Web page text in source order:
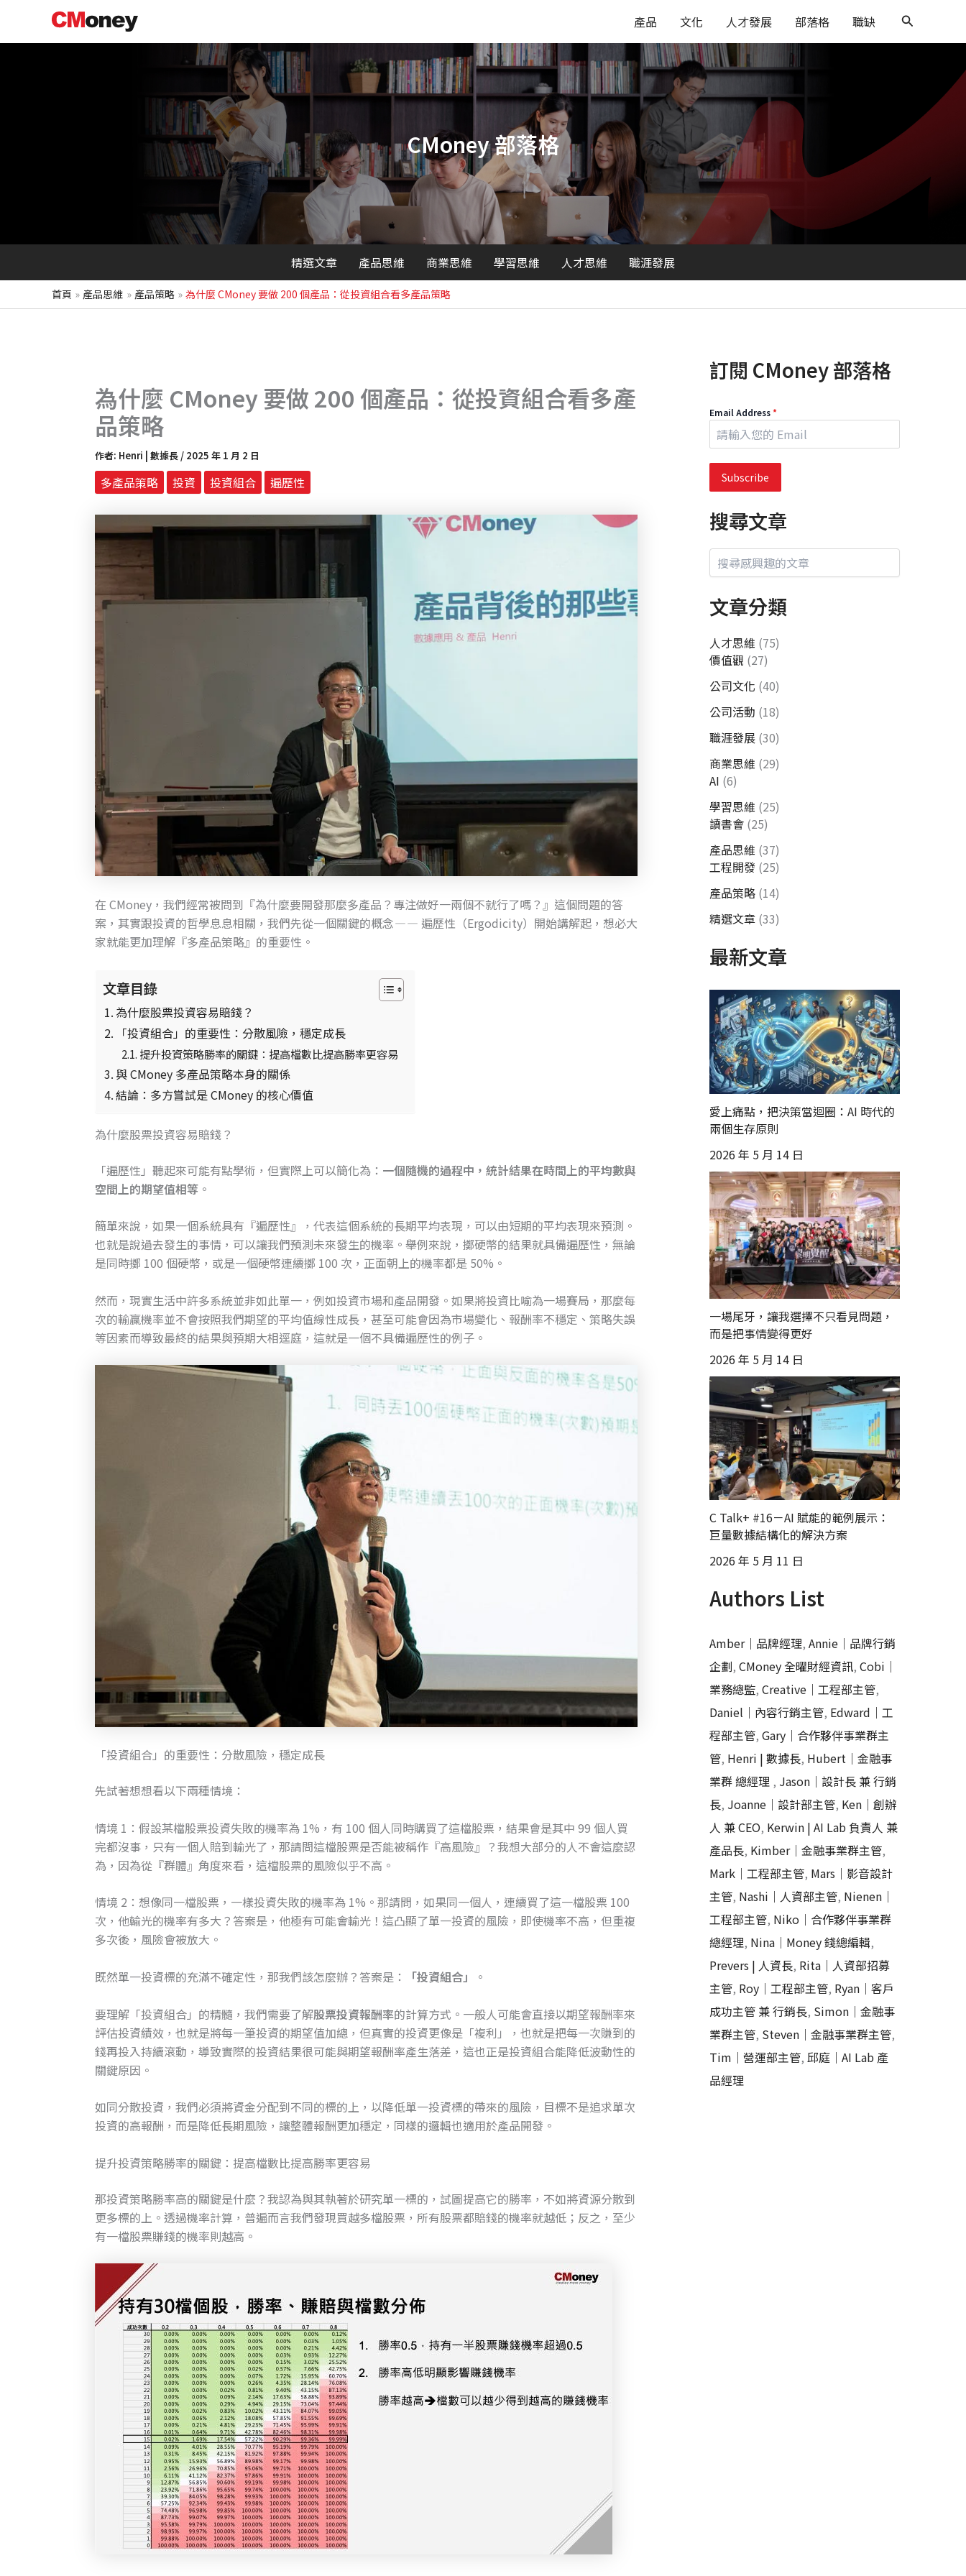
主
產品 文化 人才發展 部落格 職缺
搜
尋
CMoney 部落格
精選文章 產品思維 商業思維 學習思維 人才思維 職涯發展
首頁 產品思維 產品策略 為什麼 CMoney 要做 200 個產品：從投資組合看多產品策略
為什麼 CMoney 要做 200 個產品：從投資組合看多產
品策略
作者: Henri | 數據長 / 2025 年 1 月 2 日
多產品策略 投資 投資組合 遍歷性
在 CMoney，我們經常被問到『為什麼要開發那麼多產品？專注做好一兩個不就行了嗎？』這個問題的答
案，其實跟投資的哲學息息相關，我們先從一個關鍵的概念 — — 遍歷性（Ergodicity）開始講解起，想必大
家就能更加理解『多產品策略』的重要性。
文章目錄
為什麼股票投資容易賠錢？
「投資組合」的重要性：分散風險，穩定成長
提升投資策略勝率的關鍵：提高檔數比提高勝率更容易
與 CMoney 多產品策略本身的關係
結論：多方嘗試是 CMoney 的核心價值
為什麼股票投資容易賠錢？
「遍歷性」聽起來可能有點學術，但實際上可以簡化為： 一個隨機的過程中，統計結果在時間上的平均數與
空間上的期望值相等 。
簡單來說，如果一個系統具有『遍歷性』，代表這個系統的長期平均表現，可以由短期的平均表現來預測。
也就是說過去發生的事情，可以讓我們預測未來發生的機率。舉例來說，擲硬幣的結果就具備遍歷性，無論
是同時擲 100 個硬幣，或是一個硬幣連續擲 100 次，正面朝上的機率都是 50%。
然而，現實生活中許多系統並非如此單一，例如投資市場和產品開發。如果將投資比喻為一場賽局，那麼每
次的輸贏機率並不會按照我們期望的平均值線性成長，甚至可能會因為市場變化、報酬率不穩定、策略失誤
等因素而導致最終的結果與預期大相逕庭，這就是一個不具備遍歷性的例子。
「投資組合」的重要性：分散風險，穩定成長
先試著想想看以下兩種情境：
情境 1：假設某檔股票投資失敗的機率為 1%，有 100 個人同時購買了這檔股票，結果會是其中 99 個人買
完都沒事，只有一個人賠到輸光了，那請問這檔股票是否能被稱作『高風險』？我想大部分的人不會這麼認
為，因為從『群體』角度來看，這檔股票的風險似乎不高。
情境 2：想像同一檔股票，一樣投資失敗的機率為 1%。那請問，如果同一個人，連續買了這一檔股票 100
次，他輸光的機率有多大？答案是，他極有可能會輸光！這凸顯了單一投資的風險，即使機率不高，但重複
多次後，風險會被放大。
既然單一投資標的充滿不確定性，那我們該怎麼辦？答案是： 「投資組合」 。
要理解「投資組合」的精髓，我們需要了解股票投資報酬率的計算方式。一般人可能會直接以期望報酬率來
評估投資績效，也就是將每一筆投資的期望值加總，但真實的投資更像是「複利」，也就是把每一次賺到的
錢再投入持續滾動，導致實際的投資結果很可能與期望報酬率產生落差，這也正是投資組合能降低波動性的
關鍵原因。
如同分散投資，我們必須將資金分配到不同的標的上，以降低單一投資標的帶來的風險，目標不是追求單次
投資的高報酬，而是降低長期風險，讓整體報酬更加穩定，同樣的邏輯也適用於產品開發。
提升投資策略勝率的關鍵：提高檔數比提高勝率更容易
那投資策略勝率高的關鍵是什麼？我認為與其執著於研究單一標的，試圖提高它的勝率，不如將資源分散到
更多標的上。透過機率計算，普遍而言我們發現買越多檔股票，所有股票都賠錢的機率就越低；反之，至少
有一檔股票賺錢的機率則越高。
訂閱 CMoney 部落格
Email Address*
Subscribe
搜尋文章
文章分類
人才思維 (75)
價值觀 (27)
公司文化 (40)
公司活動 (18)
職涯發展 (30)
商業思維 (29)
AI (6)
學習思維 (25)
讀書會 (25)
產品思維 (37)
工程開發 (25)
產品策略 (14)
精選文章 (33)
最新文章
愛上痛點，把決策當迴圈：AI 時代的
兩個生存原則
2026 年 5 月 14 日
一場尾牙，讓我選擇不只看見問題，
而是把事情變得更好
2026 年 5 月 14 日
C Talk+ #16－AI 賦能的範例展示：
巨量數據結構化的解決方案
2026 年 5 月 11 日
Authors List
Amber｜品牌經理,Annie｜品牌行銷
企劃,CMoney 全曜財經資訊,Cobi｜
業務總監,Creative｜工程部主管,
Daniel｜內容行銷主管, Edward｜工
程部主管,Gary｜合作夥伴事業群主
管, Henri | 數據長, Hubert｜金融事
業群 總經理 , Jason｜設計長 兼 行銷
長, Joanne｜設計部主管, Ken｜創辦
人 兼 CEO, Kerwin | AI Lab 負責人 兼
產品長, Kimber｜金融事業群主管,
Mark｜工程部主管, Mars｜影音設計
主管, Nashi｜人資部主管, Nienen｜
工程部主管, Niko｜合作夥伴事業群
總經理, Nina｜Money 錢總編輯,
Prevers | 人資長, Rita｜人資部招募
主管, Roy｜工程部主管, Ryan｜客戶
成功主管 兼 行銷長, Simon｜金融事
業群主管, Steven｜金融事業群主管,
Tim｜營運部主管,邱庭｜AI Lab 產
品經理